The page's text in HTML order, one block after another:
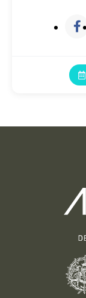
18/08/2026
19/08/2026
11:00 (21:00)
22/08/2026
23/08/2026